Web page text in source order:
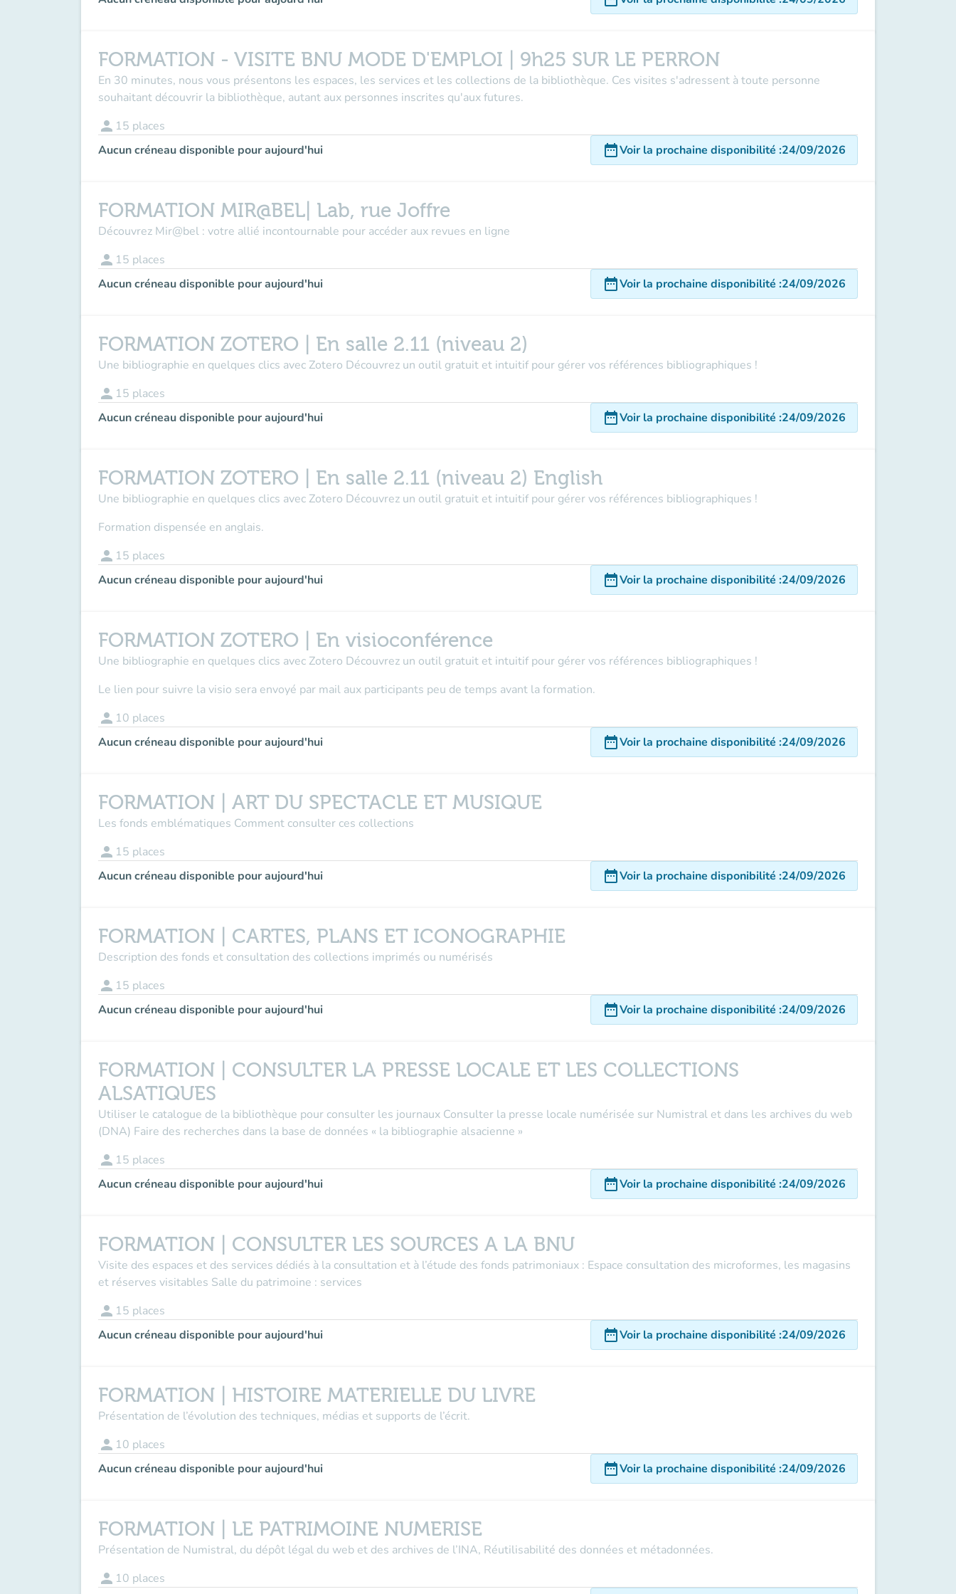
FORMATION - VISITE BNU MODE D'EMPLOI | 9h25 SUR LE PERRON
En 30 minutes, nous vous présentons les espaces, les services et les collections de la bibliothèque. Ces visites s'adressent à toute personne
souhaitant découvrir la bibliothèque, autant aux personnes inscrites qu'aux futures.
person 15 places
Aucun créneau disponible pour aujourd'hui
date_rangeVoir la prochaine disponibilité :24/09/2026
FORMATION MIR@BEL| Lab, rue Joffre
Découvrez Mir@bel : votre allié incontournable pour accéder aux revues en ligne
person 15 places
Aucun créneau disponible pour aujourd'hui
date_rangeVoir la prochaine disponibilité :24/09/2026
FORMATION ZOTERO | En salle 2.11 (niveau 2)
Une bibliographie en quelques clics avec Zotero Découvrez un outil gratuit et intuitif pour gérer vos références bibliographiques !
person 15 places
Aucun créneau disponible pour aujourd'hui
date_rangeVoir la prochaine disponibilité :24/09/2026
FORMATION ZOTERO | En salle 2.11 (niveau 2) English
Une bibliographie en quelques clics avec Zotero Découvrez un outil gratuit et intuitif pour gérer vos références bibliographiques !
Formation dispensée en anglais.
person 15 places
Aucun créneau disponible pour aujourd'hui
date_rangeVoir la prochaine disponibilité :24/09/2026
FORMATION ZOTERO | En visioconférence
Une bibliographie en quelques clics avec Zotero Découvrez un outil gratuit et intuitif pour gérer vos références bibliographiques !
Le lien pour suivre la visio sera envoyé par mail aux participants peu de temps avant la formation.
person 10 places
Aucun créneau disponible pour aujourd'hui
date_rangeVoir la prochaine disponibilité :24/09/2026
FORMATION | ART DU SPECTACLE ET MUSIQUE
Les fonds emblématiques Comment consulter ces collections
person 15 places
Aucun créneau disponible pour aujourd'hui
date_rangeVoir la prochaine disponibilité :24/09/2026
FORMATION | CARTES, PLANS ET ICONOGRAPHIE
Description des fonds et consultation des collections imprimés ou numérisés
person 15 places
Aucun créneau disponible pour aujourd'hui
date_rangeVoir la prochaine disponibilité :24/09/2026
FORMATION | CONSULTER LA PRESSE LOCALE ET LES COLLECTIONS
ALSATIQUES
Utiliser le catalogue de la bibliothèque pour consulter les journaux Consulter la presse locale numérisée sur Numistral et dans les archives du web
(DNA) Faire des recherches dans la base de données « la bibliographie alsacienne »
person 15 places
Aucun créneau disponible pour aujourd'hui
date_rangeVoir la prochaine disponibilité :24/09/2026
FORMATION | CONSULTER LES SOURCES A LA BNU
Visite des espaces et des services dédiés à la consultation et à l’étude des fonds patrimoniaux : Espace consultation des microformes, les magasins
et réserves visitables Salle du patrimoine : services
person 15 places
Aucun créneau disponible pour aujourd'hui
date_rangeVoir la prochaine disponibilité :24/09/2026
FORMATION | HISTOIRE MATERIELLE DU LIVRE
Présentation de l’évolution des techniques, médias et supports de l’écrit.
person 10 places
Aucun créneau disponible pour aujourd'hui
date_rangeVoir la prochaine disponibilité :24/09/2026
FORMATION | LE PATRIMOINE NUMERISE
Présentation de Numistral, du dépôt légal du web et des archives de l’INA, Réutilisabilité des données et métadonnées.
person 10 places